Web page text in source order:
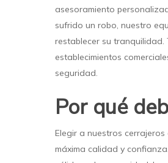
asesoramiento
sufrido un robo, nuestro
restablecer su tranquilidad.
establecimientos
seguridad.
Por qué
Elegir a nuestros
máxima calidad y